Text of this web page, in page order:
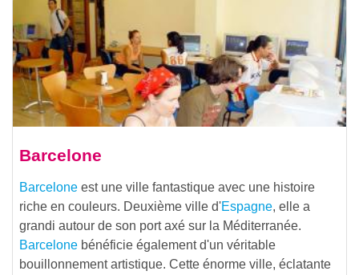
Barcelone
Barcelone est une ville fantastique avec une histoire
riche en couleurs. Deuxième ville d'Espagne, elle a
grandi autour de son port axé sur la Méditerranée.
Barcelone bénéficie également d'un véritable
bouillonnement artistique. Cette énorme ville, éclatante